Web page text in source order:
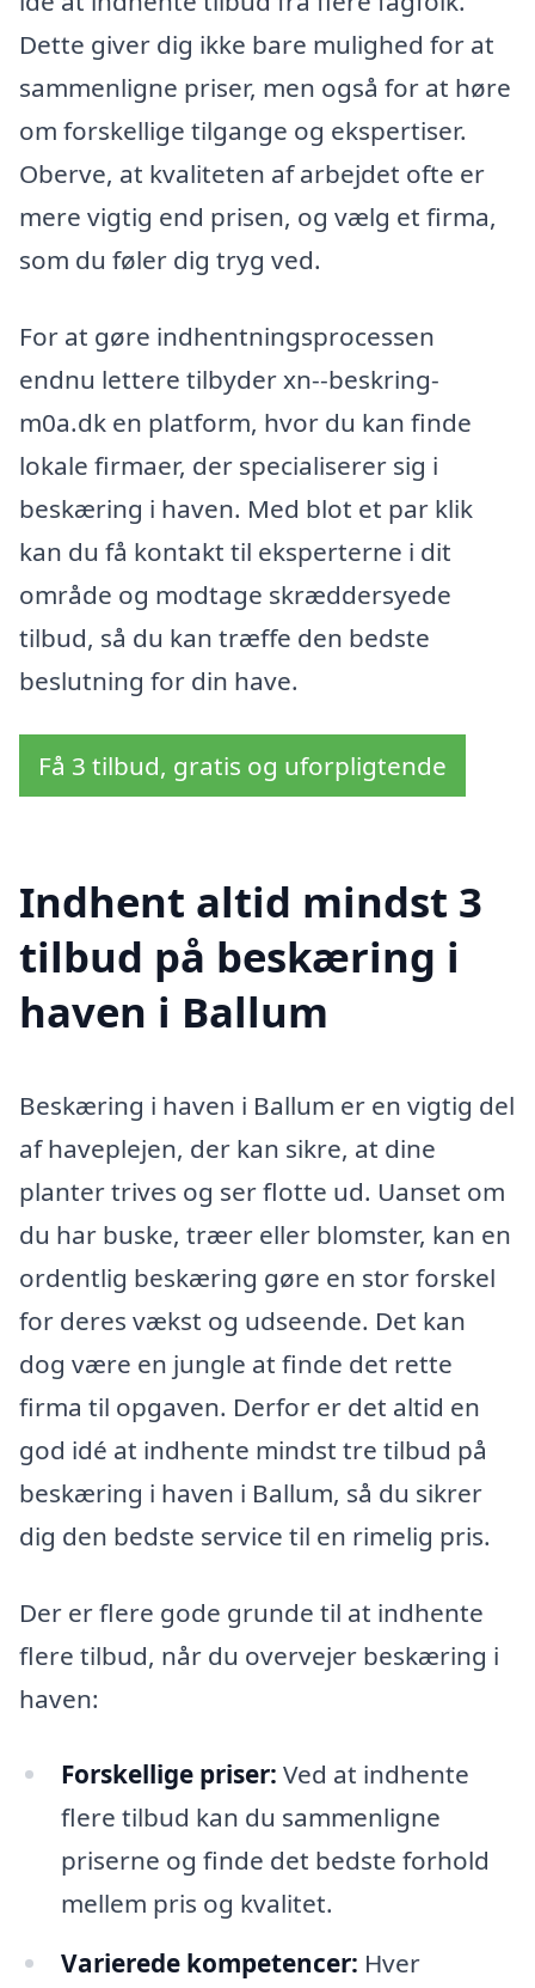
Dette giver dig ikke bare mulighed for at
sammenligne priser, men også for at høre
om forskellige tilgange og ekspertiser.
Oberve, at kvaliteten af arbejdet ofte er
mere vigtig end prisen, og vælg et firma,
som du føler dig tryg ved.
For at gøre indhentningsprocessen
endnu lettere tilbyder xn--beskring-
m0a.dk en platform, hvor du kan finde
lokale firmaer, der specialiserer sig i
beskæring i haven. Med blot et par klik
kan du få kontakt til eksperterne i dit
område og modtage skræddersyede
tilbud, så du kan træffe den bedste
beslutning for din have.
Få 3 tilbud, gratis og uforpligtende
Indhent altid mindst 3
tilbud på beskæring i
haven i Ballum
Beskæring i haven i Ballum er en vigtig del
af haveplejen, der kan sikre, at dine
planter trives og ser flotte ud. Uanset om
du har buske, træer eller blomster, kan en
ordentlig beskæring gøre en stor forskel
for deres vækst og udseende. Det kan
dog være en jungle at finde det rette
firma til opgaven. Derfor er det altid en
god idé at indhente mindst tre tilbud på
beskæring i haven i Ballum, så du sikrer
dig den bedste service til en rimelig pris.
Der er flere gode grunde til at indhente
flere tilbud, når du overvejer beskæring i
haven:
Forskellige priser: Ved at indhente
flere tilbud kan du sammenligne
priserne og finde det bedste forhold
mellem pris og kvalitet.
Varierede kompetencer: Hver